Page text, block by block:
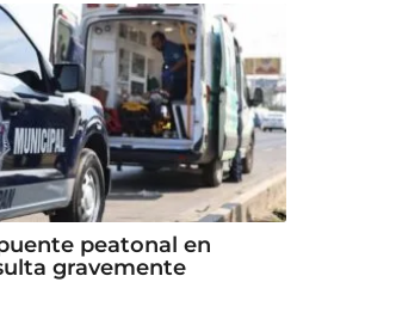
peatonal en
gravemente